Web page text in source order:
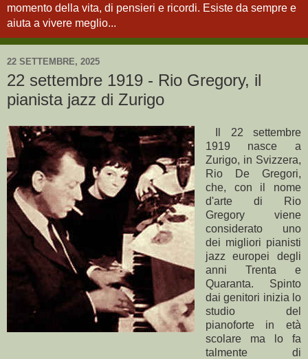
momento della vita, di pensieri e ricordi. Esiste da sempre e
aiuta a vivere meglio...
22 SETTEMBRE, 2025
22 settembre 1919 - Rio Gregory, il
pianista jazz di Zurigo
Il 22 settembre
1919 nasce a
Zurigo, in Svizzera,
Rio De Gregori,
che, con il nome
d'arte di Rio
Gregory viene
considerato uno
dei migliori pianisti
jazz europei degli
anni Trenta e
Quaranta. Spinto
dai genitori inizia lo
studio del
pianoforte in età
scolare ma lo fa
talmente di